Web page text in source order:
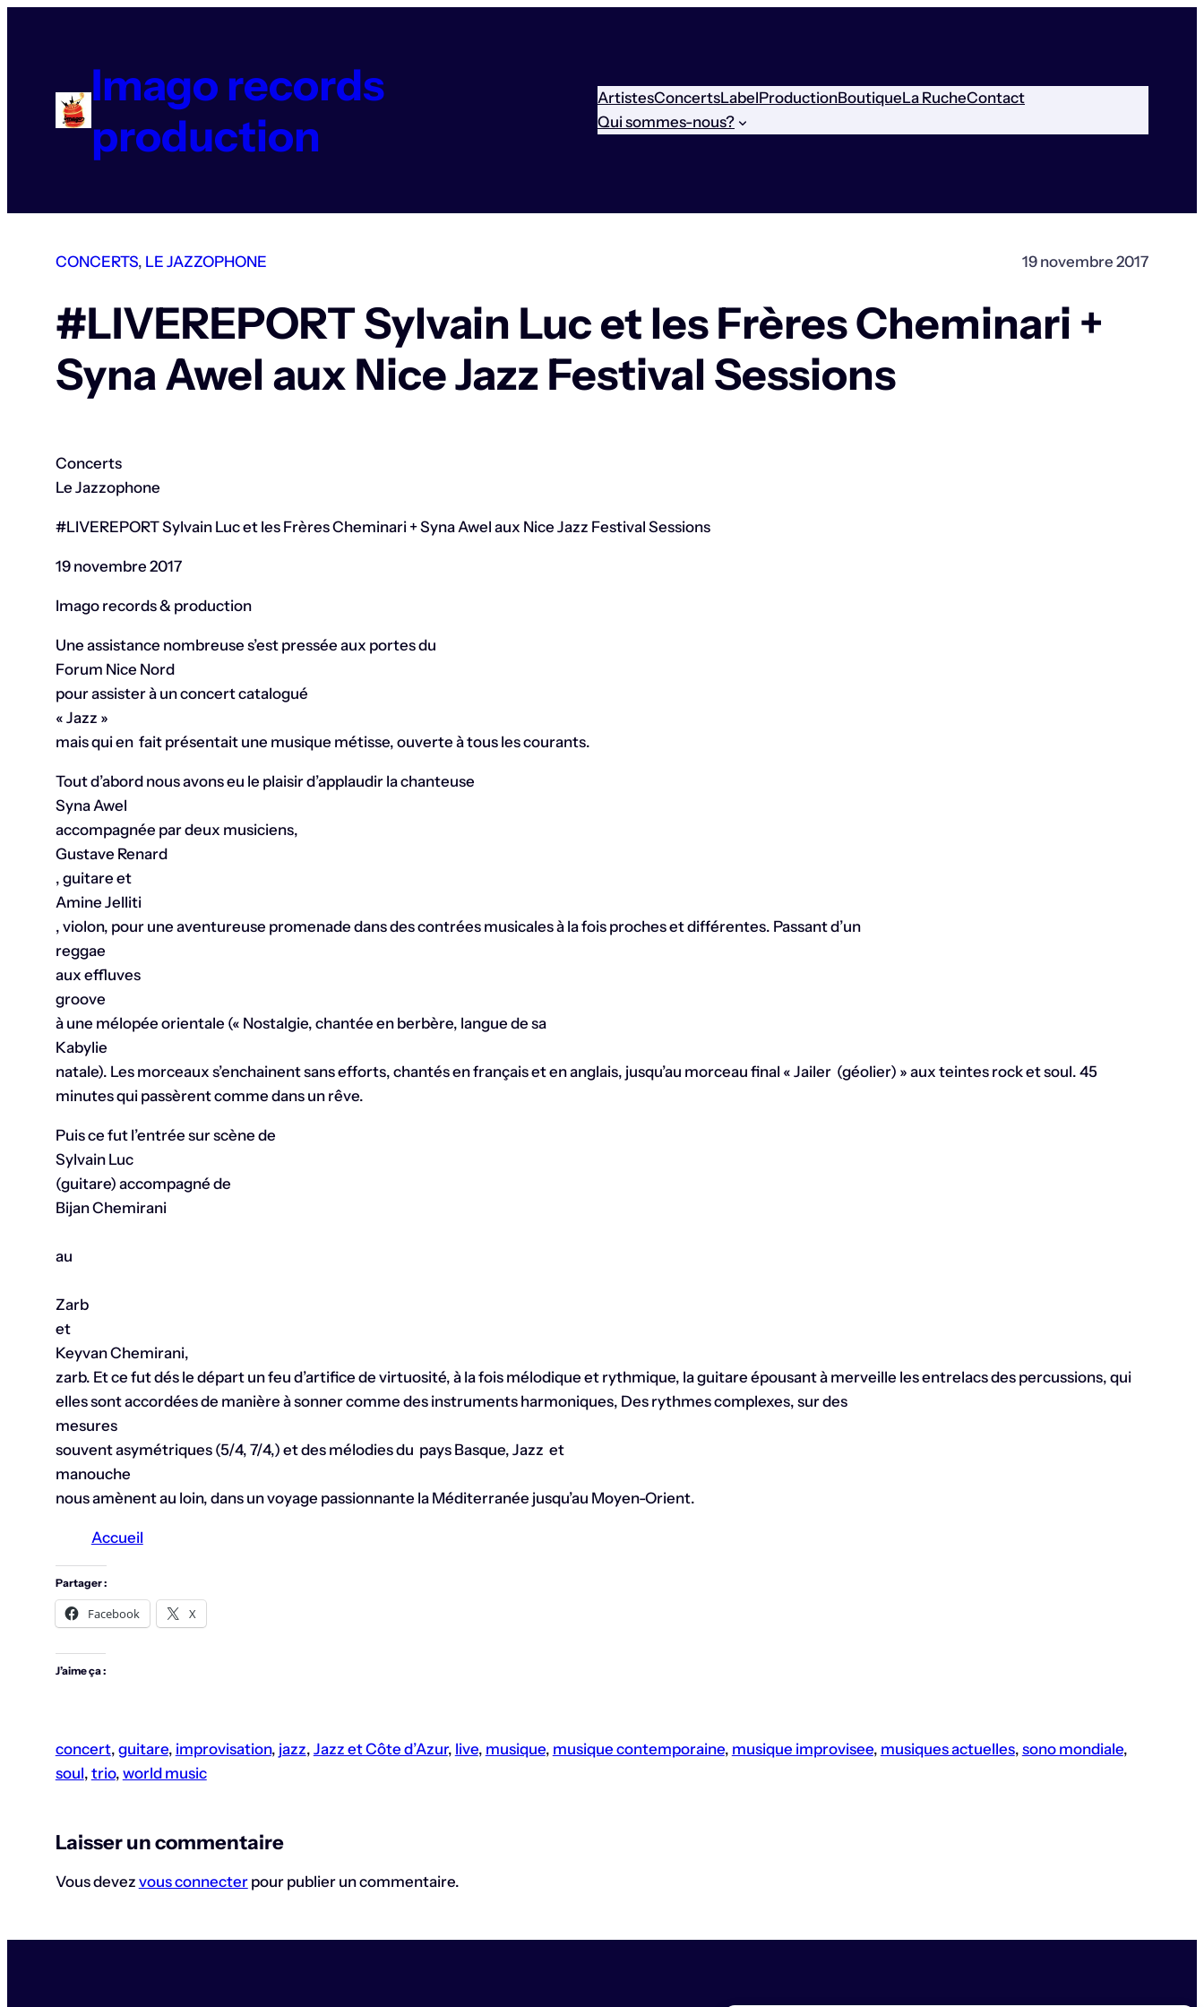
Imago records
production
ArtistesConcertsLabelProductionBoutiqueLa RucheContact
Qui sommes-nous?
CONCERTS, LE JAZZOPHONE 19 novembre 2017
#LIVEREPORT Sylvain Luc et les Frères Cheminari +
Syna Awel aux Nice Jazz Festival Sessions
Concerts
Le Jazzophone
#LIVEREPORT Sylvain Luc et les Frères Cheminari + Syna Awel aux Nice Jazz Festival Sessions
19 novembre 2017
Imago records & production
Une assistance nombreuse s’est pressée aux portes du
Forum Nice Nord
pour assister à un concert catalogué
« Jazz »
mais qui en fait présentait une musique métisse, ouverte à tous les courants.
Tout d’abord nous avons eu le plaisir d’applaudir la chanteuse
Syna Awel
accompagnée par deux musiciens,
Gustave Renard
, guitare et
Amine Jelliti
, violon, pour une aventureuse promenade dans des contrées musicales à la fois proches et différentes. Passant d’un
reggae
aux effluves
groove
à une mélopée orientale (« Nostalgie, chantée en berbère, langue de sa
Kabylie
natale). Les morceaux s’enchainent sans efforts, chantés en français et en anglais, jusqu’au morceau final « Jailer (géolier) » aux teintes rock et soul. 45
minutes qui passèrent comme dans un rêve.
Puis ce fut l’entrée sur scène de
Sylvain Luc
(guitare) accompagné de
Bijan Chemirani
au
Zarb
et
Keyvan Chemirani,
zarb. Et ce fut dés le départ un feu d’artifice de virtuosité, à la fois mélodique et rythmique, la guitare épousant à merveille les entrelacs des percussions, qui
elles sont accordées de manière à sonner comme des instruments harmoniques, Des rythmes complexes, sur des
mesures
souvent asymétriques (5/4, 7/4,) et des mélodies du pays Basque, Jazz et
manouche
nous amènent au loin, dans un voyage passionnante la Méditerranée jusqu’au Moyen-Orient.
Accueil
Partager :
Facebook X
J’aime ça :
concert, guitare, improvisation, jazz, Jazz et Côte d’Azur, live, musique, musique contemporaine, musique improvisee, musiques actuelles, sono mondiale
soul, trio, world music
Laisser un commentaire
Vous devez vous connecterpour publier un commentaire.